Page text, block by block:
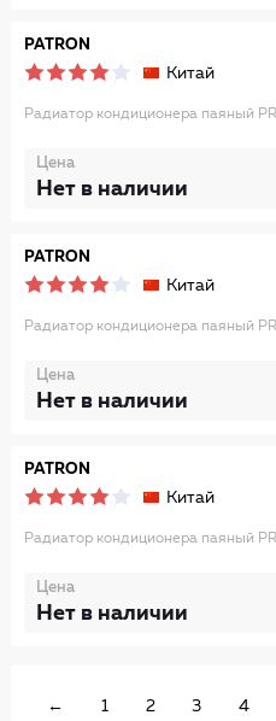
PATRON
Китай
Радиатор кондиционера паяный
Цена
Нет в наличии
PATRON
Китай
Радиатор кондиционера паяный
Цена
Нет в наличии
PATRON
Китай
Радиатор кондиционера паяный
Цена
Нет в наличии
← 1 2 3 4